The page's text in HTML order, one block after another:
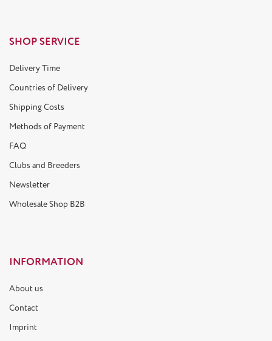
SHOP SERVICE
Delivery Time
Countries of Delivery
Shipping Costs
Methods of Payment
FAQ
Clubs and Breeders
Newsletter
Wholesale Shop B2B
INFORMATION
About us
Contact
Imprint